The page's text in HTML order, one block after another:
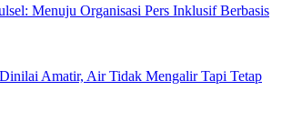
Menuju Organisasi Pers Inklusif Berbasis
Amatir, Air Tidak Mengalir Tapi Tetap